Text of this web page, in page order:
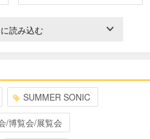
読み込む
SUMMER SONIC
/博覧会/展覧会